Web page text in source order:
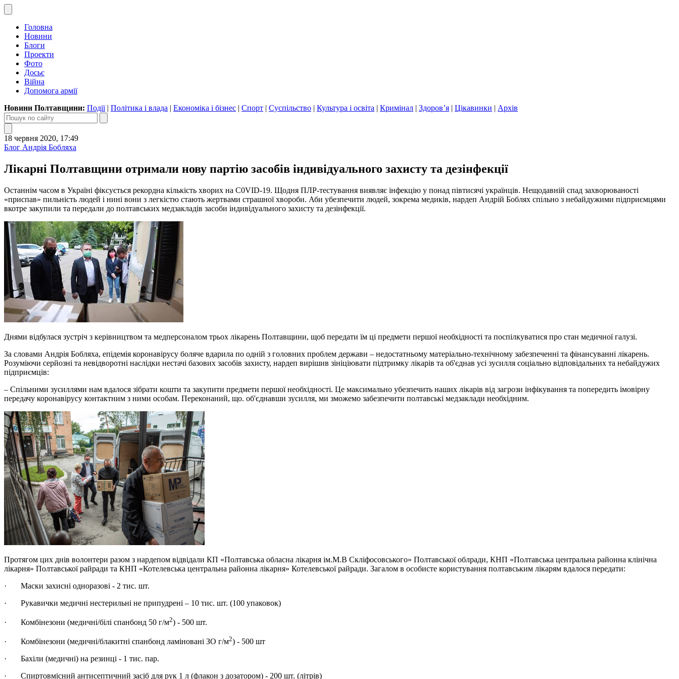
Головна
Новини
Блоги
Проекти
Фото
Досьє
Війна
Допомога армії
Новини Полтавщини: Події| Політика і влада | Економіка і бізнес | Спорт | Суспільство | Культура і освіта | Кримінал | Здоров’я | Цікавинки | Архів
18 червня 2020, 17:49
Блог Андрія Бобляха
Лікарні Полтавщини отримали нову партію засобів індивідуального захисту та дезінфекції
Останнім часом в Україні фіксується рекордна кількість хворих на С0VID-19. Щодня ПЛР-тестування виявляє інфекцію у понад півтисячі українців. Нещодавній спад захворюваності
«приспав» пильність людей і нині вони з легкістю стають жертвами страшної хвороби. Аби убезпечити людей, зокрема медиків, нардеп Андрій Боблях спільно з небайдужими підприємцями
вкотре закупили та передали до полтавських медзакладів засоби індивідуального захисту та дезінфекції.
Днями відбулася зустріч з керівництвом та медперсоналом трьох лікарень Полтавщини, щоб передати їм ці предмети першої необхідності та поспілкуватися про стан медичної галузі.
За словами Андрія Бобляха, епідемія коронавірусу боляче вдарила по одній з головних проблем держави – недостатньому матеріально-технічному забезпеченні та фінансуванні лікарень.
Розуміючи серйозні та невідворотні наслідки нестачі базових засобів захисту, нардеп вирішив зініціювати підтримку лікарів та об'єднав усі зусилля соціально відповідальних та небайдужих
підприємців:
– Спільними зусиллями нам вдалося зібрати кошти та закупити предмети першої необхідності. Це максимально убезпечить наших лікарів від загрози інфікування та попередить імовірну
передачу коронавірусу контактним з ними особам. Переконаний, що. об'єднавши зусилля, ми зможемо забезпечити полтавські медзаклади необхідним.
Протягом цих днів волонтери разом з нардепом відвідали КП «Полтавська обласна лікарня ім.М.В Скліфосовського» Полтавської облради, КНП «Полтавська центральна районна клінічна
лікарня» Полтавської райради та КНП «Котелевська центральна районна лікарня» Котелевської райради. Загалом в особисте користування полтавським лікарям вдалося передати:
· Маски захисні одноразові - 2 тис. шт.
· Рукавички медичні нестерильні не припудрені – 10 тис. шт. (100 упаковок)
· Комбінезони (медичні/білі спанбонд 50 г/м2) - 500 шт.
· Комбінезони (медичні/блакитні спанбонд ламіновані ЗО г/м2) - 500 шт
· Бахіли (медичні) на резинці - 1 тис. пар.
· Спиртовмісний антисептичний засіб для рук 1 л (флакон з дозатором) - 200 шт. (літрів)